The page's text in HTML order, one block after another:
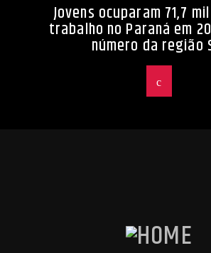
Jovens ocuparam 71,7
trabalho no Paraná em
número da região